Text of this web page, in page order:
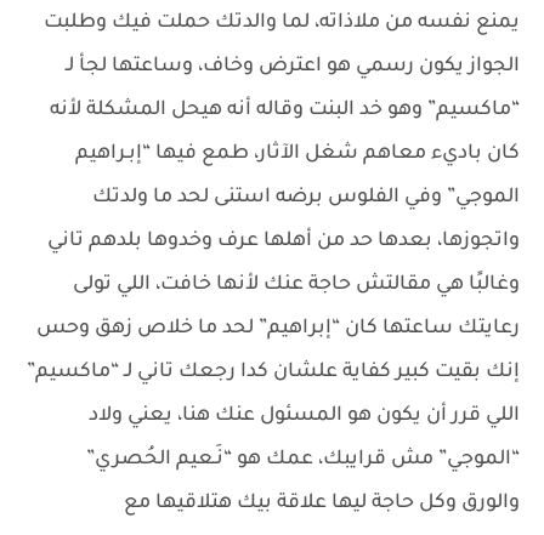
يمنع نفسه من ملاذاته، لما والدتك حملت فيك وطلبت
الجواز يكون رسمي هو اعترض وخاف، وساعتها لجأ لـ
“ماكسيم” وهو خد البنت وقاله أنه هيحل المشكلة لأنه
كان باديء معاهم شغل الآثار، طمع فيها “إبـراهيم
الموجي” وفي الفلوس برضه استنى لحد ما ولدتك
واتجوزها، بعدها حد من أهلها عرف وخدوها بلدهم تاني
وغالبًا هي مقالتش حاجة عنك لأنها خافت، اللي تولى
رعايتك ساعتها كان “إبراهيم” لحد ما خلاص زهق وحس
إنك بقيت كبير كفاية علشان كدا رجعك تاني لـ “ماكسيم”
اللي قرر أن يكون هو المسئول عنك هنا، يعني ولاد
“الموجي” مش قرايبك، عمك هو “نَـعيم الحُصري”
والورق وكل حاجة ليها علاقة بيك هتلاقيها مع